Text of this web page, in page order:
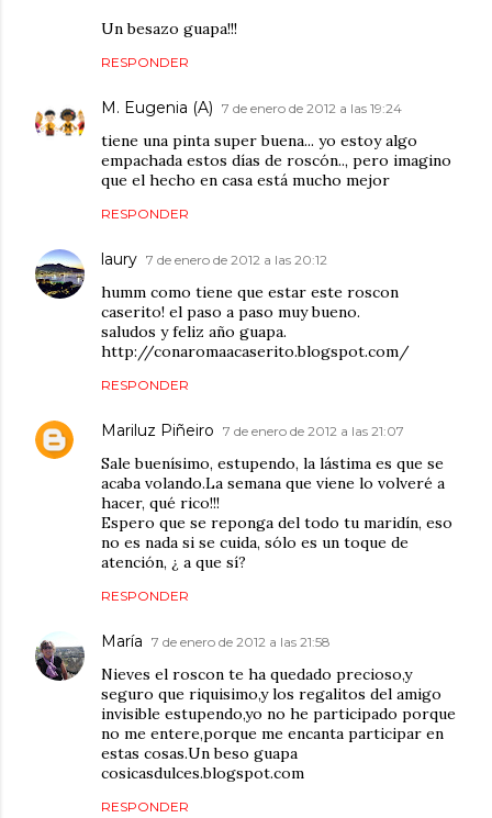
Un besazo guapa!!!
RESPONDER
M. Eugenia (A) 7 de enero de 2012 a las 19:24
tiene una pinta super buena... yo estoy algo
empachada estos días de roscón.., pero imagino
que el hecho en casa está mucho mejor
RESPONDER
laury 7 de enero de 2012 a las 20:12
humm como tiene que estar este roscon
caserito! el paso a paso muy bueno.
saludos y feliz año guapa.
http://conaromaacaserito.blogspot.com/
RESPONDER
Mariluz Piñeiro 7 de enero de 2012 a las 21:07
Sale buenísimo, estupendo, la lástima es que se
acaba volando.La semana que viene lo volveré a
hacer, qué rico!!!
Espero que se reponga del todo tu maridín, eso
no es nada si se cuida, sólo es un toque de
atención, ¿ a que sí?
RESPONDER
María 7 de enero de 2012 a las 21:58
Nieves el roscon te ha quedado precioso,y
seguro que riquisimo,y los regalitos del amigo
invisible estupendo,yo no he participado porque
no me entere,porque me encanta participar en
estas cosas.Un beso guapa
cosicasdulces.blogspot.com
RESPONDER